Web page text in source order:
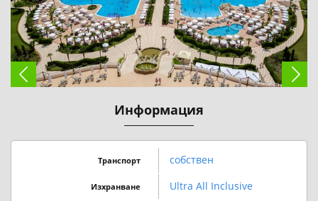
Информация
Транспорт собствен
Изхранване Ultra All Inclusive